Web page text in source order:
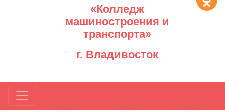
«Колледж
машиностроения и
транспорта»
г. Владивосток